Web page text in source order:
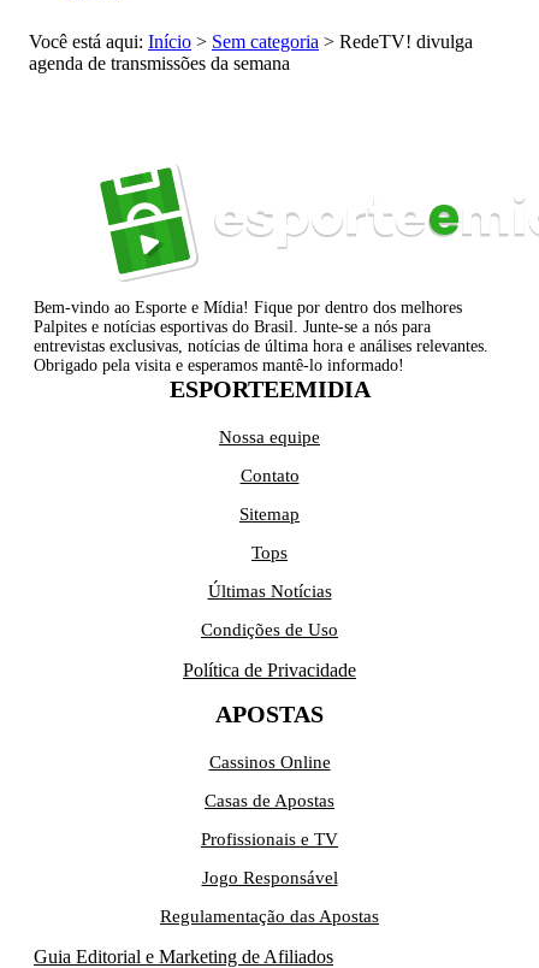
Você está aqui: Início > Sem categoria > RedeTV! divulga
agenda de transmissões da semana
Bem-vindo ao Esporte e Mídia! Fique por dentro dos melhores
Palpites e notícias esportivas do Brasil. Junte-se a nós para
entrevistas exclusivas, notícias de última hora e análises relevantes.
Obrigado pela visita e esperamos mantê-lo informado!
ESPORTEEMIDIA
Nossa equipe
Contato
Sitemap
Tops
Últimas Notícias
Condições de Uso
Política de Privacidade
APOSTAS
Cassinos Online
Casas de Apostas
Profissionais e TV
Jogo Responsável
Regulamentação das Apostas
Guia Editorial e Marketing de Afiliados